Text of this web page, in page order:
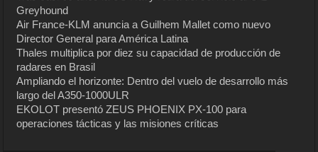
Greyhound
Air France-KLM anuncia a Guilhem Mallet como nuevo
Director General para América Latina
Thales multiplica por diez su capacidad de producción de
radares en Brasil
Ampliando el horizonte: Dentro del vuelo de desarrollo más
largo del A350-1000ULR
EKOLOT presentó ZEUS PHOENIX PX-100 para
operaciones tácticas y las misiones críticas